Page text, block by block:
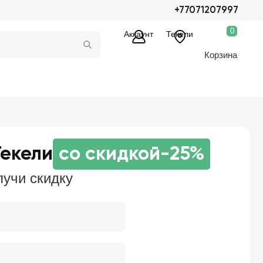
+77071207997
Аккаунт Текели 0
Корзина
со скидкой-25%
скидку